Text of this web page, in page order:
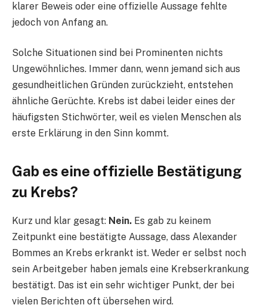
klarer Beweis oder eine offizielle Aussage fehlte
jedoch von Anfang an.
Solche Situationen sind bei Prominenten nichts
Ungewöhnliches. Immer dann, wenn jemand sich aus
gesundheitlichen Gründen zurückzieht, entstehen
ähnliche Gerüchte. Krebs ist dabei leider eines der
häufigsten Stichwörter, weil es vielen Menschen als
erste Erklärung in den Sinn kommt.
Gab es eine offizielle Bestätigung
zu Krebs?
Kurz und klar gesagt: Nein. Es gab zu keinem
Zeitpunkt eine bestätigte Aussage, dass Alexander
Bommes an Krebs erkrankt ist. Weder er selbst noch
sein Arbeitgeber haben jemals eine Krebserkrankung
bestätigt. Das ist ein sehr wichtiger Punkt, der bei
vielen Berichten oft übersehen wird.